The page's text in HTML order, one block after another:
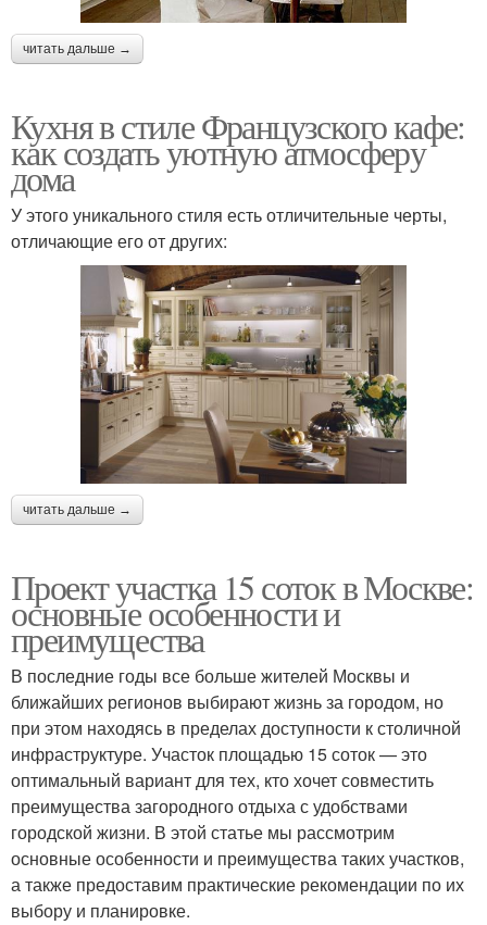
читать дальше →
Кухня в стиле Французского кафе:
как создать уютную атмосферу
дома
У этого уникального стиля есть отличительные черты,
отличающие его от других:
читать дальше →
Проект участка 15 соток в Москве:
основные особенности и
преимущества
В последние годы все больше жителей Москвы и
ближайших регионов выбирают жизнь за городом, но
при этом находясь в пределах доступности к столичной
инфраструктуре. Участок площадью 15 соток — это
оптимальный вариант для тех, кто хочет совместить
преимущества загородного отдыха с удобствами
городской жизни. В этой статье мы рассмотрим
основные особенности и преимущества таких участков,
а также предоставим практические рекомендации по их
выбору и планировке.